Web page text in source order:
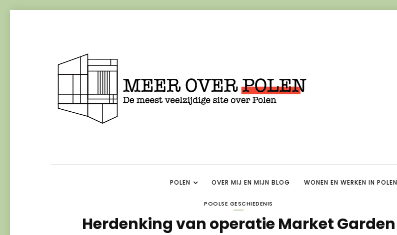
POLEN OVER MIJ EN MIJN BLOG WONEN EN WERKEN IN POLEN
POOLSE GESCHIEDENIS
Herdenking van operatie Market Garden